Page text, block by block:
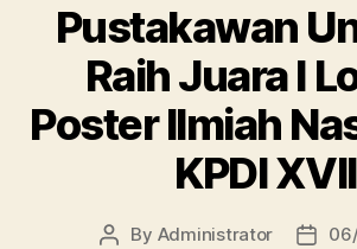
Pustakawan
Raih Juara I
Poster Ilmiah
KPDI XVII
Post
By Administrator
Post